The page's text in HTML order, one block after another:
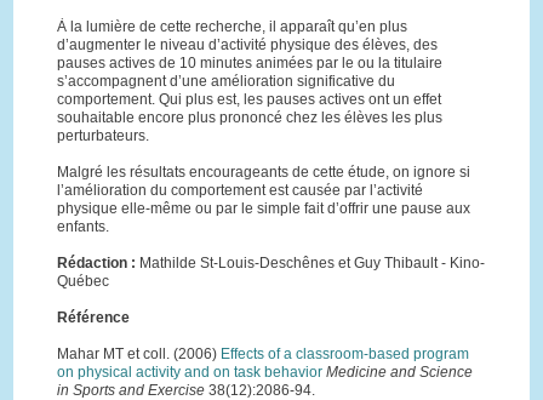
À la lumière de cette recherche, il apparaît qu’en plus
d’augmenter le niveau d’activité physique des élèves, des
pauses actives de 10 minutes animées par le ou la titulaire
s’accompagnent d’une amélioration significative du
comportement. Qui plus est, les pauses actives ont un effet
souhaitable encore plus prononcé chez les élèves les plus
perturbateurs.
Malgré les résultats encourageants de cette étude, on ignore si
l’amélioration du comportement est causée par l’activité
physique elle-même ou par le simple fait d’offrir une pause aux
enfants.
Rédaction : Mathilde St-Louis-Deschênes et Guy Thibault - Kino-
Québec
Référence
Mahar MT et coll. (2006) Effects of a classroom-based program
on physical activity and on task behavior Medicine and Science
in Sports and Exercise38(12):2086-94.